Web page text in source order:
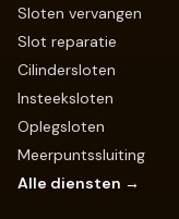
Sloten vervangen
Slot reparatie
Cilindersloten
Insteeksloten
Oplegsloten
Meerpuntssluiting
Alle diensten →